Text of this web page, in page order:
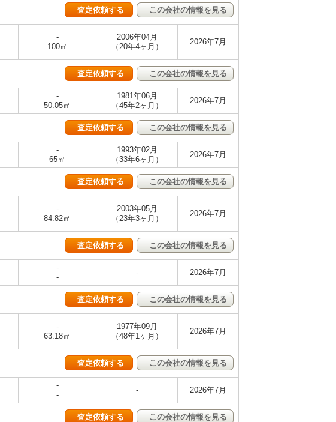
査定依頼する この会社の情報を見る
-
100㎡
2006年04月
（20年4ヶ月）
2026年7月
査定依頼する この会社の情報を見る
-
50.05㎡
1981年06月
（45年2ヶ月）
2026年7月
査定依頼する この会社の情報を見る
-
65㎡
1993年02月
（33年6ヶ月）
2026年7月
査定依頼する この会社の情報を見る
-
84.82㎡
2003年05月
（23年3ヶ月）
2026年7月
査定依頼する この会社の情報を見る
-
-
- 2026年7月
査定依頼する この会社の情報を見る
-
63.18㎡
1977年09月
（48年1ヶ月）
2026年7月
査定依頼する この会社の情報を見る
-
-
- 2026年7月
査定依頼する この会社の情報を見る